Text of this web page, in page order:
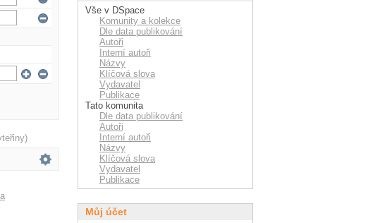
Vše v DSpace
Komunity a kolekce
Dle data publikování
Autoři
Interní autoři
Názvy
Klíčová slova
Vydavatel
Publikace
Tato komunita
Dle data publikování
Autoři
Interní autoři
Názvy
Klíčová slova
Vydavatel
Publikace
Můj účet